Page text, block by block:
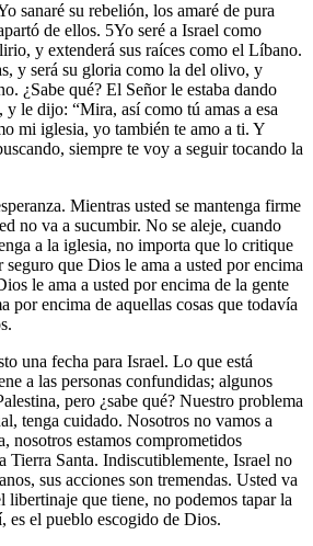
sanaré su rebelión, los amaré de pura
de ellos. 5Yo seré a Israel como
y extenderá sus raíces como el Líbano.
y será su gloria como la del olivo, y
¿Sabe qué? El Señor le estaba dando
y le dijo: “Mira, así como tú amas a esa
mi iglesia, yo también te amo a ti. Y
siempre te voy a seguir tocando la
Mientras usted se mantenga firme
no va a sucumbir. No se aleje, cuando
a la iglesia, no importa que lo critique
seguro que Dios le ama a usted por encima
le ama a usted por encima de la gente
por encima de aquellas cosas que todavía
una fecha para Israel. Lo que está
a las personas confundidas; algunos
pero ¿sabe qué? Nuestro problema
tenga cuidado. Nosotros no vamos a
nosotros estamos comprometidos
Tierra Santa. Indiscutiblemente, Israel no
sus acciones son tremendas. Usted va
que tiene, no podemos tapar la
es el pueblo escogido de Dios.